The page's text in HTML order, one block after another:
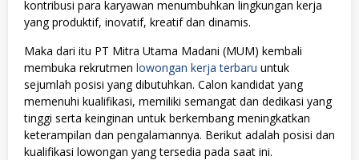
kontribusi para karyawan menumbuhkan lingkungan kerja
yang produktif, inovatif, kreatif dan dinamis.
Maka dari itu PT Mitra Utama Madani (MUM) kembali
membuka rekrutmen lowongan kerja terbaru untuk
sejumlah posisi yang dibutuhkan. Calon kandidat yang
memenuhi kualifikasi, memiliki semangat dan dedikasi yang
tinggi serta keinginan untuk berkembang meningkatkan
keterampilan dan pengalamannya. Berikut adalah posisi dan
kualifikasi lowongan yang tersedia pada saat ini.